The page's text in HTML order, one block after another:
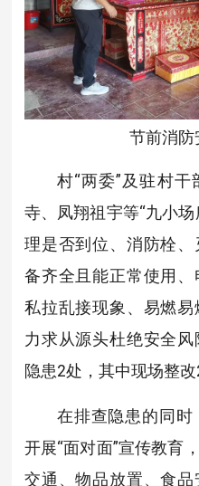
节前消防
村“两委”及驻村
寺、凤翔祖宇等“九小
理是否到位、消防栓
备齐全且能正常使用、
私拉乱接现象、易燃易
力求从源头杜绝安全
隐患2处，其中现场整改
在排查隐患的同
开展“面对面”宣传教育
交通、物品放置、食